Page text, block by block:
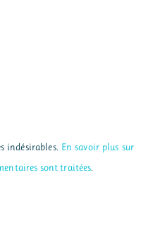
indésirables. En savoir plus sur
sont traitées.